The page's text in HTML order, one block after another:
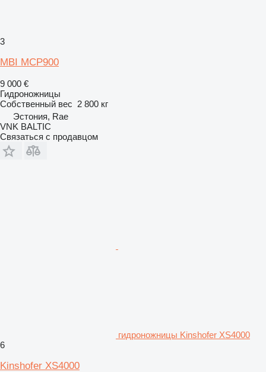
3
MBI MCP900
9 000 €
Гидроножницы
Собственный вес 2 800 кг
Эстония, Rae
VNK BALTIC
Связаться с продавцом
гидроножницы Kinshofer XS4000
6
Kinshofer XS4000